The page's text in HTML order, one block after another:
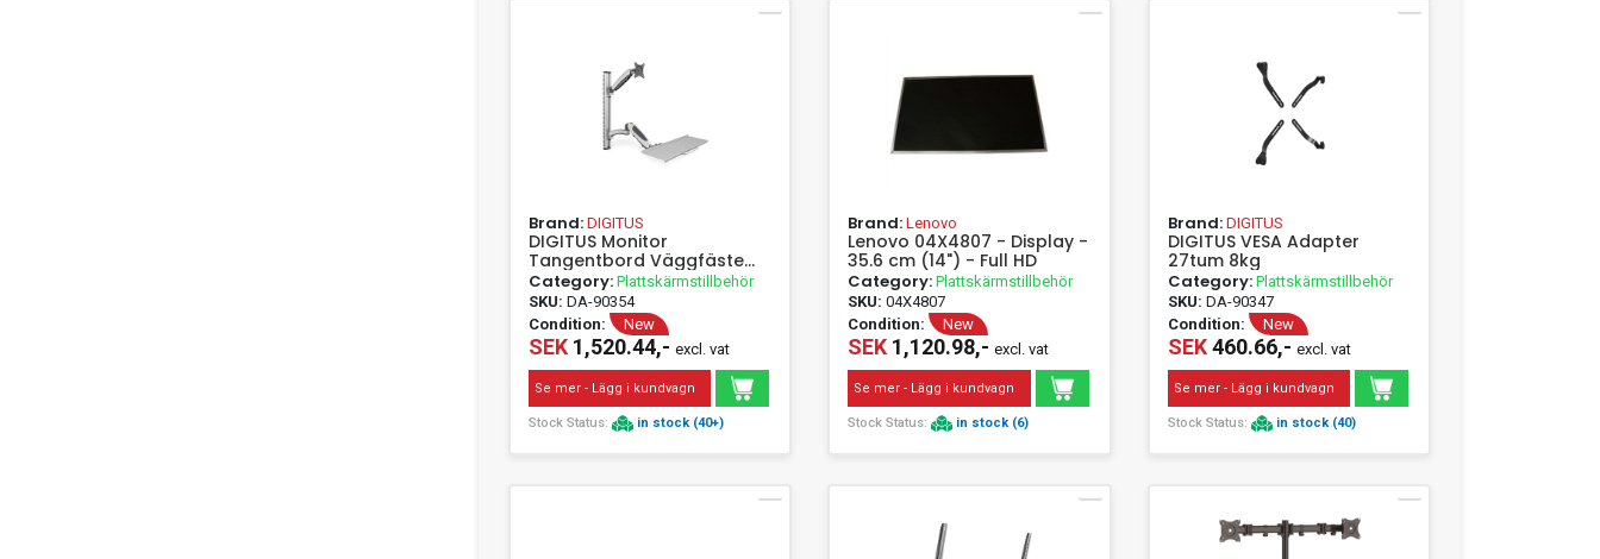
Brand: DIGITUS
DIGITUS Monitor
Tangentbord Väggfäste
27tum
Category: Plattskärmstillbehör
SKU: DA-90354
Condition:
New
SEK 1,520.44,- excl. vat
Se mer - Lägg i kundvagn
Stock Status: in stock (40+)
Brand:Lenovo
Lenovo 04X4807 - Display -
35.6 cm (14") - Full HD
Category:Plattskärmstillbehör
SKU:04X4807
Condition:
New
SEK 1,120.98,-excl. vat
Se mer - Lägg i kundvagn
Stock Status: in stock (6)
Brand: DIGITUS
DIGITUS VESA Adapter
27tum 8kg
Category: Plattskärmstillbehör
SKU: DA-90347
Condition:
New
SEK460.66,- excl. vat
Se mer - Lägg i kundvagn
Stock Status: in stock (40)